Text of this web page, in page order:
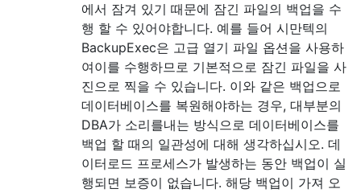
에서 잠겨 있기 때문에 잠긴 파일의 백업을 수
행 할 수 있어야합니다. 예를 들어 시만텍의
BackupExec은 고급 열기 파일 옵션을 사용하
여이를 수행하므로 기본적으로 잠긴 파일을 사
진으로 찍을 수 있습니다. 이와 같은 백업으로
데이터베이스를 복원해야하는 경우, 대부분의
DBA가 소리를내는 방식으로 데이터베이스를
백업 할 때의 일관성에 대해 생각하십시오. 데
이터로드 프로세스가 발생하는 동안 백업이 실
행되면 보증이 없습니다. 해당 백업이 가져 오